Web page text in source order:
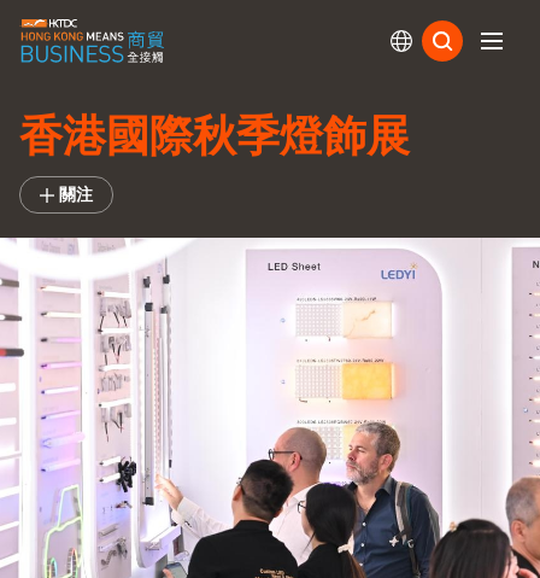
香港國際秋季燈飾展
關注